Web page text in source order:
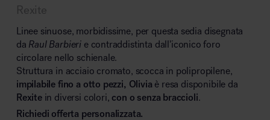
Area outdoor
Rexite
Linee sinuose, morbidissime, per questa sedia disegnata
da Raul Barbieri e contraddistinta dall’iconico foro
circolare nello schienale.
Struttura in acciaio cromato, scocca in polipropilene,
impilabile fino a otto pezzi, Olivia è resa disponibile da
Rexite in diversi colori, con o senza braccioli.
Richiedi offerta personalizzata.